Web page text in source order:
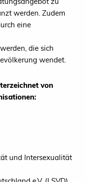
werden. Zudem
eine
die sich
wendet.
von
und Intersexualität